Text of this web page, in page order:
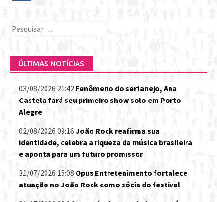
Pesquisar
ÚLTIMAS NOTÍCIAS
03/08/2026 21:42 Fenômeno do sertanejo, Ana
Castela fará seu primeiro show solo em Porto
Alegre
02/08/2026 09:16 João Rock reafirma sua
identidade, celebra a riqueza da música brasileira
e aponta para um futuro promissor
31/07/2026 15:08 Opus Entretenimento fortalece
atuação no João Rock como sócia do festival